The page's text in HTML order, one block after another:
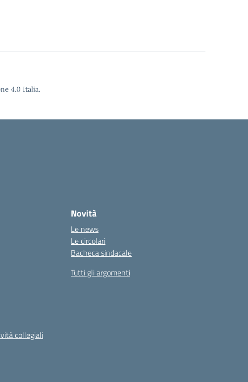
4.0 Italia.
collegiali
Novità
Le news
Le circolari
Bacheca sindacale
Tutti gli argomenti